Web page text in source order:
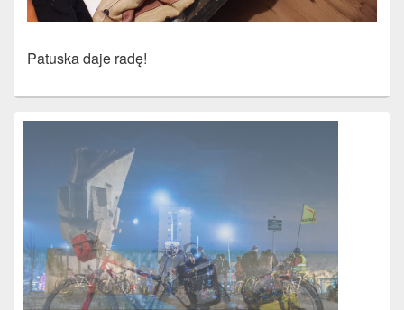
Patuska daje radę!
Primary